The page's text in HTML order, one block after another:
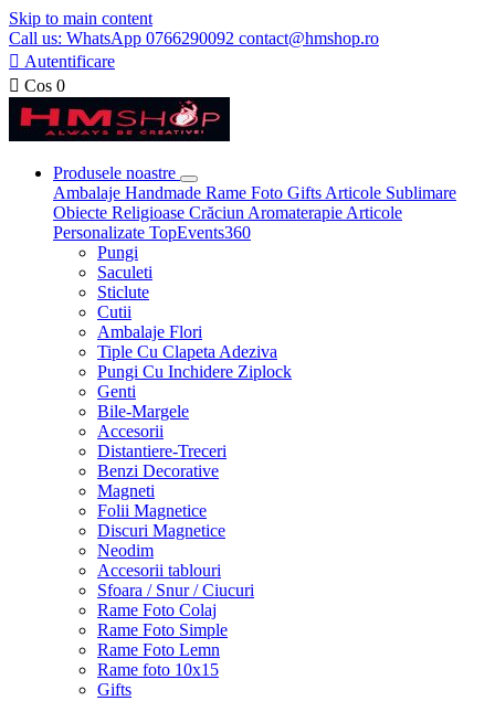
Skip to main content
Call us: WhatsApp 0766290092 contact@hmshop.ro
 Autentificare
 Cos 0
Produsele noastre
Ambalaje Handmade Rame Foto Gifts Articole Sublimare
Obiecte Religioase Crăciun Aromaterapie Articole
Personalizate TopEvents360
Pungi
Saculeti
Sticlute
Cutii
Ambalaje Flori
Tiple Cu Clapeta Adeziva
Pungi Cu Inchidere Ziplock
Genti
Bile-Margele
Accesorii
Distantiere-Treceri
Benzi Decorative
Magneti
Folii Magnetice
Discuri Magnetice
Neodim
Accesorii tablouri
Sfoara / Snur / Ciucuri
Rame Foto Colaj
Rame Foto Simple
Rame Foto Lemn
Rame foto 10x15
Gifts